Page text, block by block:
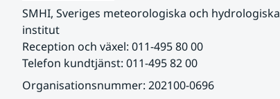
SMHI, Sveriges meteorologiska och hydrologiska
institut
Reception och växel: 011-495 80 00
Telefon kundtjänst: 011-495 82 00
Organisationsnummer: 202100-0696